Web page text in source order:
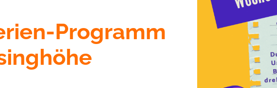
Programm